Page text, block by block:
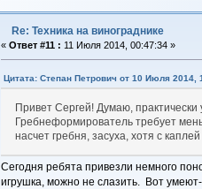
Re: Техника на винограднике
« Ответ #11 : 11 Июля 2014, 00:47:34 »
Цитата: Степан Петрович от 10 Июля 2014,
Привет Сергей! Думаю, практически
Гребнеформирователь требует
насчет гребня, засуха, хотя с
Сегодня ребята привезли немного
игрушка, можно не слазить. Вот